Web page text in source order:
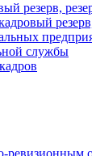
резерв,
службы
ревизионным